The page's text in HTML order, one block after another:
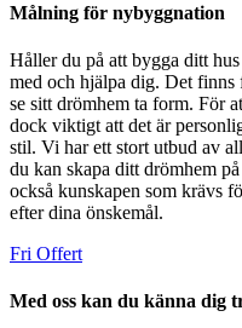
Målning för nybyggnation
Håller du på att bygga ditt
med och hjälpa dig. Det finns
se sitt drömhem ta form. För
dock viktigt att det är
stil. Vi har ett stort utbud av
du kan skapa ditt drömhem
också kunskapen som krävs
efter dina önskemål.
Fri Offert
Med oss kan du känna dig